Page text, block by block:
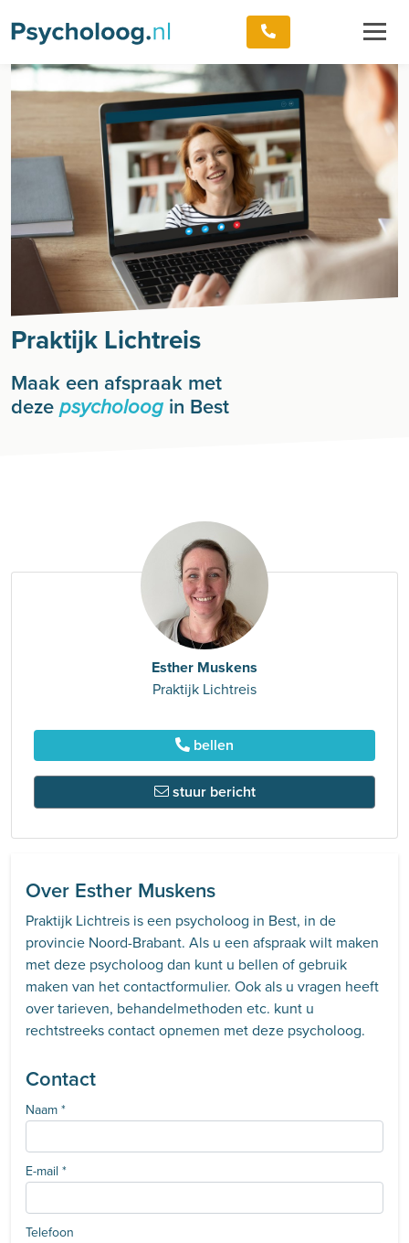
Praktijk Lichtreis
Maak een afspraak met
deze psycholoog in Best
Esther Muskens
Praktijk Lichtreis
bellen
stuur bericht
Over Esther Muskens
Praktijk Lichtreis is een psycholoog in Best, in de
provincie Noord-Brabant. Als u een afspraak wilt maken
met deze psycholoog dan kunt u bellen of gebruik
maken van het contactformulier. Ook als u vragen heeft
over tarieven, behandelmethoden etc. kunt u
rechtstreeks contact opnemen met deze psycholoog.
Contact
Naam*
E-mail *
Telefoon